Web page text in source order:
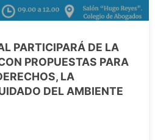
PARTICIPARÁ DE LA
PROPUESTAS PARA
LA
DEL AMBIENTE